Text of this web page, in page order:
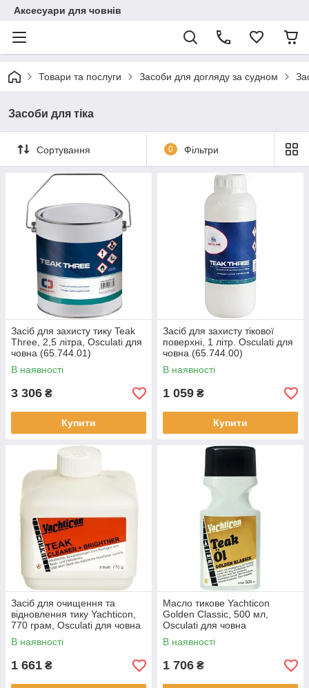
Аксесуари для човнів
Товари та послуги Засоби для догляду за судном
Засоби для тіка
Сортування 0 Фільтри
Засіб для захисту тику Teak
Three, 2,5 літра, Osculati для
човна (65.744.01)
В наявності
3 306 ₴
Купити
Засіб для захисту тікової
поверхні, 1 літр. Osculati для
човна (65.744.00)
В наявності
1 059 ₴
Купити
Засіб для очищення та
відновлення тику Yachticon,
770 грам, Osculati для човна
(65.800.01)
В наявності
1 661 ₴
Масло тикове Yachticon
Golden Classic, 500 мл,
Osculati для човна
(65.800.04)
В наявності
1 706 ₴